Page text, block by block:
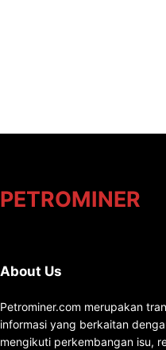
PETROMINER
About Us
Petrominer.com merupakan
informasi yang berkaitan
mengikuti perkembangan isu,